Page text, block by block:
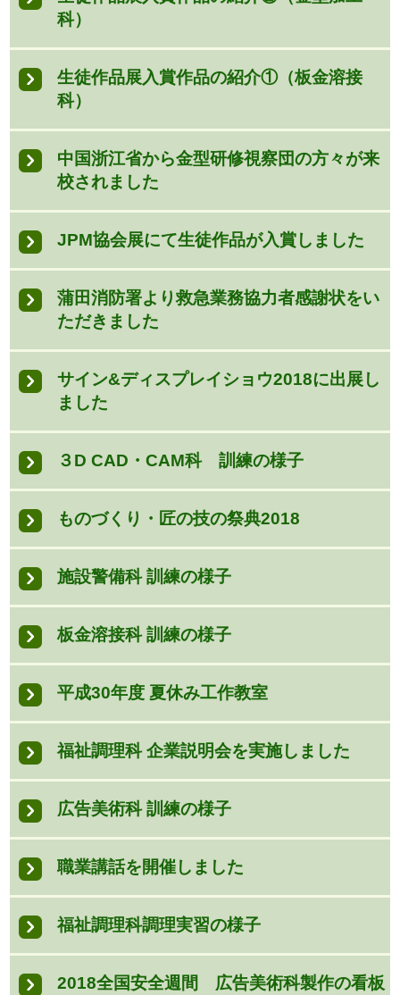
科）
生徒作品展入賞作品の紹介①（板金溶接
科）
中国浙江省から金型研修視察団の方々が来
校されました
JPM協会展にて生徒作品が入賞しました
蒲田消防署より救急業務協力者感謝状をい
ただきました
サイン&ディスプレイショウ2018に出展し
ました
３D CAD・CAM科 訓練の様子
ものづくり・匠の技の祭典2018
施設警備科 訓練の様子
板金溶接科 訓練の様子
平成30年度 夏休み工作教室
福祉調理科 企業説明会を実施しました
広告美術科 訓練の様子
職業講話を開催しました
福祉調理科調理実習の様子
2018全国安全週間 広告美術科製作の看板